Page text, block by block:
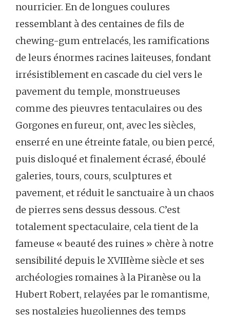
nourricier. En de longues coulures
ressemblant à des centaines de fils de
chewing-gum entrelacés, les ramifications
de leurs énormes racines laiteuses, fondant
irrésistiblement en cascade du ciel vers le
pavement du temple, monstrueuses
comme des pieuvres tentaculaires ou des
Gorgones en fureur, ont, avec les siècles,
enserré en une étreinte fatale, ou bien percé,
puis disloqué et finalement écrasé, éboulé
galeries, tours, cours, sculptures et
pavement, et réduit le sanctuaire à un chaos
de pierres sens dessus dessous. C’est
totalement spectaculaire, cela tient de la
fameuse « beauté des ruines » chère à notre
sensibilité depuis le XVIIIème siècle et ses
archéologies romaines à la Piranèse ou la
Hubert Robert, relayées par le romantisme,
ses nostalgies hugoliennes des temps